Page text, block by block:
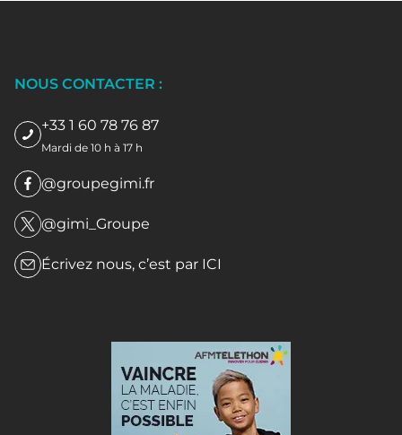
NOUS CONTACTER :
+33 1 60 78 76 87
Mardi de 10 h à 17 h
@groupegimi.fr
@gimi_Groupe
Écrivez nous, c’est par ICI